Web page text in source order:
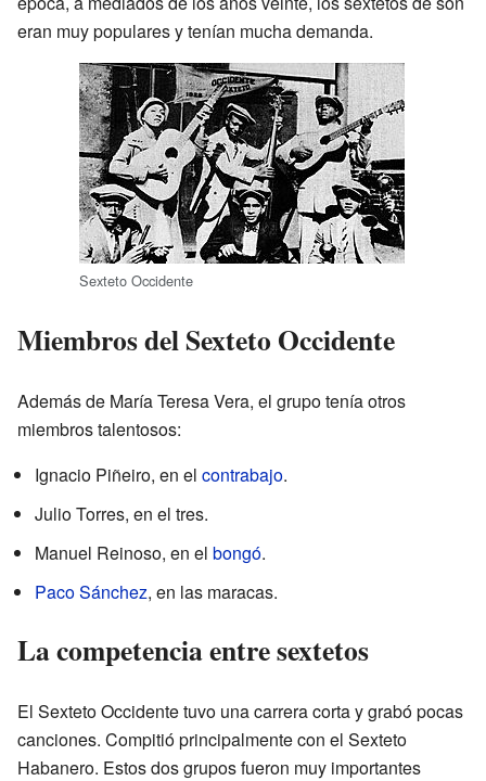
eran muy populares y tenían mucha demanda.
Sexteto Occidente
Miembros del Sexteto Occidente
Además de María Teresa Vera, el grupo tenía otros
miembros talentosos:
Ignacio Piñeiro, en el contrabajo.
Julio Torres, en el tres.
Manuel Reinoso, en el bongó.
Paco Sánchez, en las maracas.
La competencia entre sextetos
El Sexteto Occidente tuvo una carrera corta y grabó pocas
canciones. Compitió principalmente con el Sexteto
Habanero. Estos dos grupos fueron muy importantes